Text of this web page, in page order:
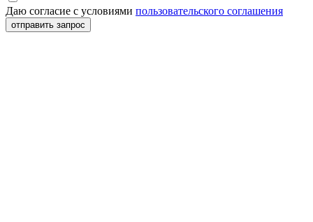
Даю согласие с условиями пользовательского соглашения
отправить запрос